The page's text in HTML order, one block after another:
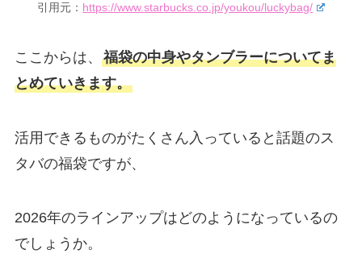
引用元： https://www.starbucks.co.jp/youkou/luckybag/
ここからは、 福袋の中身やタンブラーについてま
とめていきます。
活用できるものがたくさん入っていると話題のス
タバの福袋ですが、
2026年のラインアップはどのようになっているの
でしょうか。